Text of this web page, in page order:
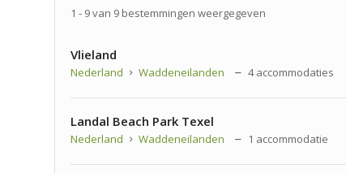
1 - 9 van 9 bestemmingen weergegeven
Vlieland
Nederland Waddeneilanden 4 accommodaties
Landal Beach Park Texel
Nederland Waddeneilanden 1 accommodatie